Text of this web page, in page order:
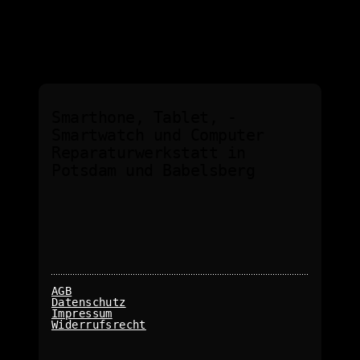
AGB
Datenschutz
Impressum
Widerrufsrecht